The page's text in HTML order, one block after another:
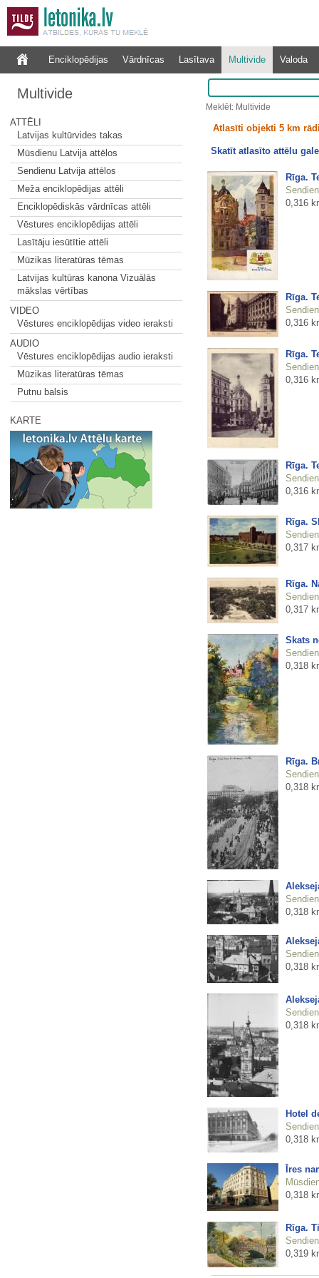
Enciklopēdijas Vārdnīcas Lasītava Multivide Valoda
Multivide
ATTĒLI
Latvijas kultūrvides takas
Mūsdienu Latvija attēlos
Sendienu Latvija attēlos
Meža enciklopēdijas attēli
Enciklopēdiskās vārdnīcas attēli
Vēstures enciklopēdijas attēli
Lasītāju iesūtītie attēli
Mūzikas literatūras tēmas
Latvijas kultūras kanona Vizuālās
mākslas vērtības
VIDEO
Vēstures enciklopēdijas video ieraksti
AUDIO
Vēstures enciklopēdijas audio ieraksti
Mūzikas literatūras tēmas
Putnu balsis
KARTE
Meklēt: Multivide
Atlasīti objekti 5 km
Skatīt atlasīto attēlu
Rīga.
0,316
Rīga.
0,316
Rīga.
0,316
Rīga.
0,316
Rīga.
0,317
Rīga.
0,317
Skats
0,318
Rīga.
0,318
0,318
0,318
0,318
Hotel
0,318
Īres
0,318
Rīga.
0,319